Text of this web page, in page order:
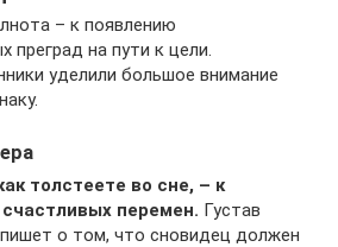
– к появлению
преград на пути к цели.
уделили большое внимание
толстеете во сне, – к
перемен. Густав
о том, что сновидец должен